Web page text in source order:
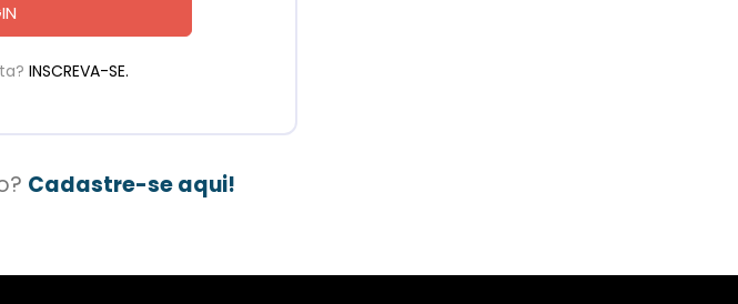
INSCREVA-SE.
Cadastre-se aqui!